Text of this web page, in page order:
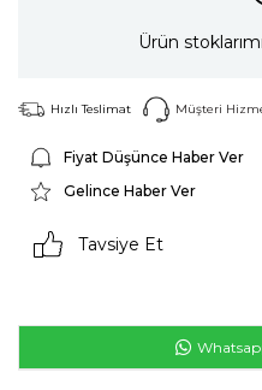
Ürün
Hızlı Teslimat Müşteri
Fiyat Düşünce Haber Ver
Gelince Haber Ver
Tavsiye Et